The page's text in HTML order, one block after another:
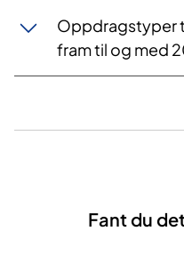
Oppdragstyper
fram til og med
Fant du